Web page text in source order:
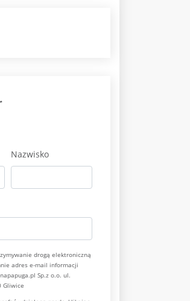
Nazwisko
drogą elektroniczną
adres e-mail informacji
Sp.z o.o. ul.
Gliwice